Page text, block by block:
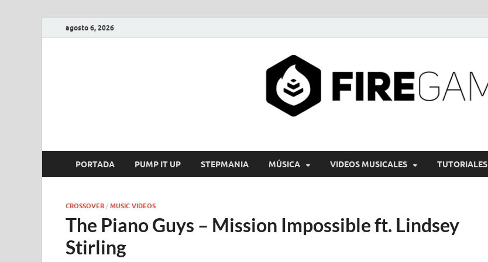
agosto 6, 2026
FIRE GAME
PORTADA PUMP IT UP STEPMANIA MÚSICA VIDEOS MUSICALES TUTORIALES
CROSSOVER / MUSIC VIDEOS
The Piano Guys – Mission Impossible ft. Lindsey
Stirling